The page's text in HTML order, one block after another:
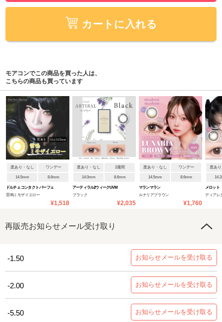
カートに入れる
モアコンでこの商品を買った人は、
こちらの商品も買っています
度あり・なし ワンデー
14.5mm 8.6mm
ドルチェ コンタクト パーフェ
雷鳴ミモザイエロー
¥1,518
度あり・なし 2週間
14.0mm 8.6mm
アーティラル2ウィークUVM
ブラック
¥2,035
度あり・なし ワンデー
14.5mm 8.6mm
マランマラン
ルナリアブラウン
¥1,760
度あ
メロット
ディアレ
再販売お知らせメール受け取り
-1.50 お知らせメールを受け取る
-2.00 お知らせメールを受け取る
-5.50 お知らせメールを受け取る